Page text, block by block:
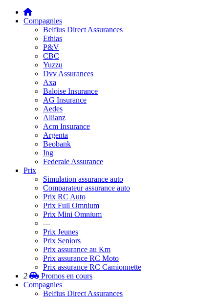
Compagnies
Belfius Direct Assurances
Ethias
P&V
CBC
Yuzzu
Dvv Assurances
Axa
Baloise Insurance
AG Insurance
Aedes
Allianz
Acm Insurance
Argenta
Beobank
Ing
Federale Assurance
Prix
Simulation assurance auto
Comparateur assurance auto
Prix RC Auto
Prix Full Omnium
Prix Mini Omnium
---
Prix Jeunes
Prix Seniors
Prix assurance au Km
Prix assurance RC Moto
Prix assurance RC Camionnette
2
Promos en cours
Compagnies
Belfius Direct Assurances